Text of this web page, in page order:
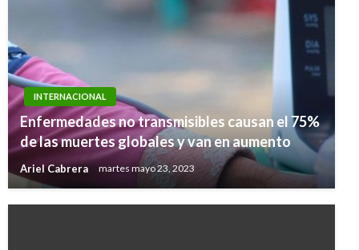
INTERNACIONAL
Enfermedades no transmisibles causan el 75%
de las muertes globales y van en aumento
Ariel Cabrera martes mayo 23, 2023